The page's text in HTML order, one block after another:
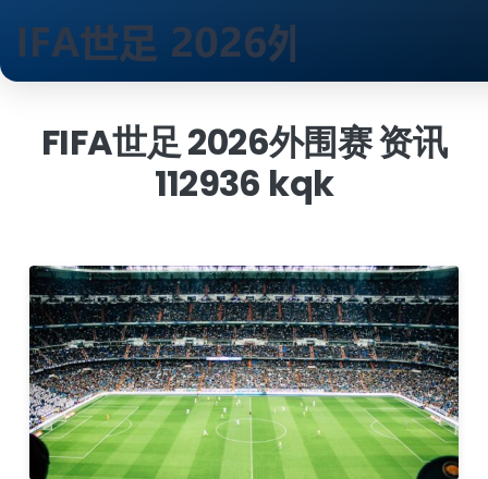
FIFA世足 2026外围赛 资讯
112936 kqk